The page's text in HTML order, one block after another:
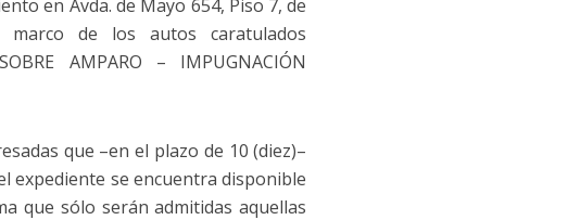
en Avda. de Mayo 654, Piso 7, de
de los autos caratulados
AMPARO – IMPUGNACIÓN
que –en el plazo de 10 (diez)–
expediente se encuentra disponible
que sólo serán admitidas aquellas